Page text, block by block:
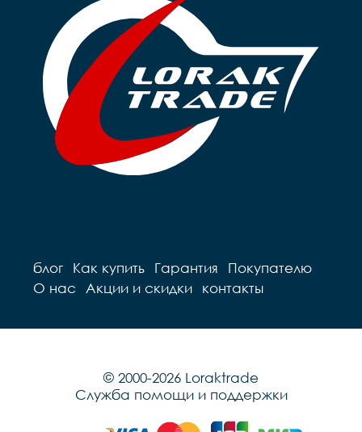
блог Как купить Гарантия
Покупателю
О нас
Акции и скидки контакты
© 2000-2026 Loraktrade
Служба помощи и поддержки